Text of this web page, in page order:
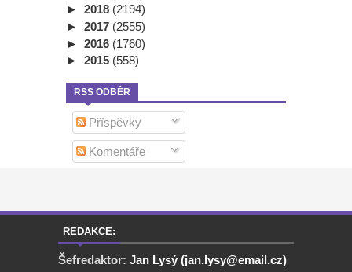
► 2018 (2194)
► 2017 (2555)
► 2016 (1760)
► 2015 (558)
RSS ODBĚR
Příspěvky
Komentáře
REDAKCE:
Šefredaktor: Jan Lysý (jan.lysy@email.cz)